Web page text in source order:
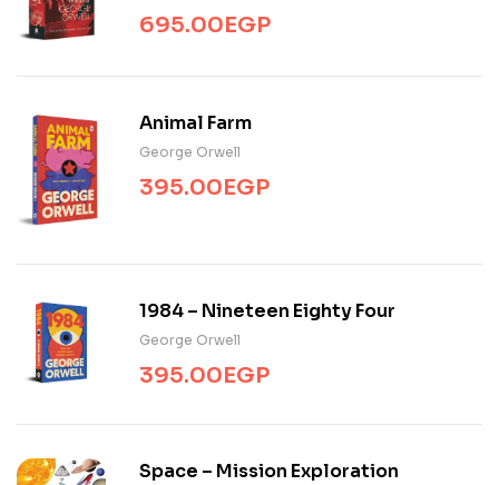
695.00EGP
Animal Farm
George Orwell
395.00EGP
1984 – Nineteen Eighty Four
George Orwell
395.00EGP
Space – Mission Exploration